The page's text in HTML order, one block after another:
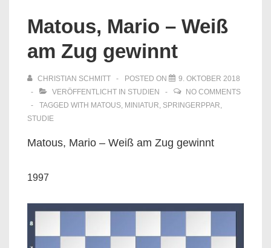
Matous, Mario – Weiß
am Zug gewinnt
CHRISTIAN SCHMITT POSTED ON
9. OKTOBER 2018
VERÖFFENTLICHT IN STUDIEN
NO COMMENTS
TAGGED WITH MATOUS, MINIATUR, SPRINGERPPAR,
STUDIE
Matous, Mario – Weiß am Zug gewinnt
1997